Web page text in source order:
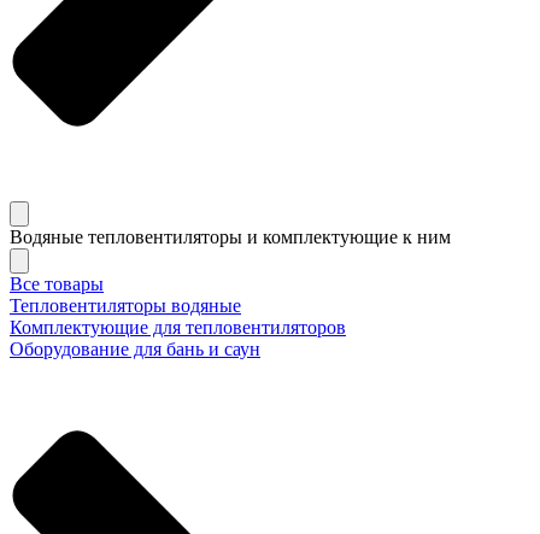
Водяные тепловентиляторы и комплектующие к ним
Все товары
Тепловентиляторы водяные
Комплектующие для тепловентиляторов
Оборудование для бань и саун